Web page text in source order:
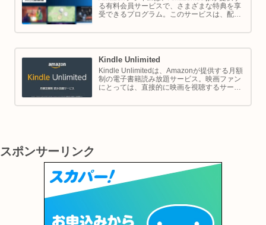
る有料会員サービスで、さまざまな特典を享
受できるプログラム。このサービスは、配送
実、さらには限定割引までをカバーし、日常
Kindle Unlimited
Kindle Unlimitedは、Amazonが提供する月額
制の電子書籍読み放題サービス。映画ファン
にとっては、直接的に映画を視聴するサービ
理解し、楽しむための間接的なツールとして
スポンサーリンク